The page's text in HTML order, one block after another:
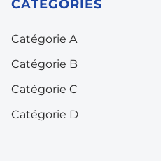
CATÉGORIES
Catégorie A
Catégorie B
Catégorie C
Catégorie D